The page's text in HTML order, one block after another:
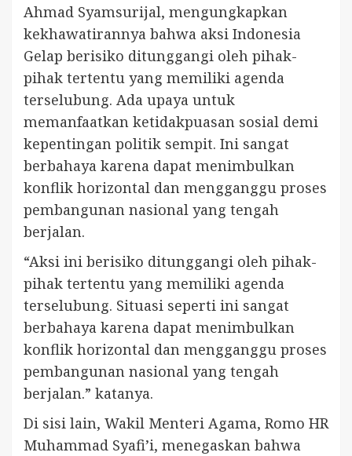
Ahmad Syamsurijal, mengungkapkan
kekhawatirannya bahwa aksi Indonesia
Gelap berisiko ditunggangi oleh pihak-
pihak tertentu yang memiliki agenda
terselubung. Ada upaya untuk
memanfaatkan ketidakpuasan sosial demi
kepentingan politik sempit. Ini sangat
berbahaya karena dapat menimbulkan
konflik horizontal dan mengganggu proses
pembangunan nasional yang tengah
berjalan.
“Aksi ini berisiko ditunggangi oleh pihak-
pihak tertentu yang memiliki agenda
terselubung. Situasi seperti ini sangat
berbahaya karena dapat menimbulkan
konflik horizontal dan mengganggu proses
pembangunan nasional yang tengah
berjalan.” katanya.
Di sisi lain, Wakil Menteri Agama, Romo HR
Muhammad Syafi’i, menegaskan bahwa